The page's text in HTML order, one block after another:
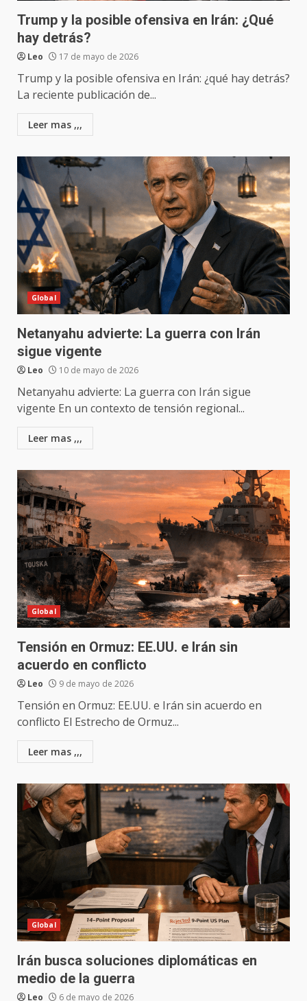
Trump y la posible ofensiva en Irán: ¿Qué
hay detrás?
Leo 17 de mayo de 2026
Trump y la posible ofensiva en Irán: ¿qué hay detrás?
La reciente publicación de...
Leer mas ,,,
Global
Netanyahu advierte: La guerra con Irán
sigue vigente
Leo 10 de mayo de 2026
Netanyahu advierte: La guerra con Irán sigue
vigente En un contexto de tensión regional...
Leer mas ,,,
Global
Tensión en Ormuz: EE.UU. e Irán sin
acuerdo en conflicto
Leo 9 de mayo de 2026
Tensión en Ormuz: EE.UU. e Irán sin acuerdo en
conflicto El Estrecho de Ormuz...
Leer mas ,,,
Global
Irán busca soluciones diplomáticas en
medio de la guerra
Leo 6 de mayo de 2026